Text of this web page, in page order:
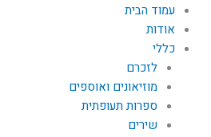
עמוד הבית
אודות
כללי
לזכרם
מוזיאונים ואוספים
ספרות תעופתית
שירים